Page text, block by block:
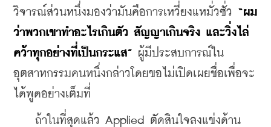
วิจารณ์ส่วนหนึ่งมองว่ามันคือการเหวี่ยงแหมั่วซั่ว “ผม
ว่าพวกเขาทำอะไรเกินตัว สัญญาเกินจริง และวิ่งไล่
คว้าทุกอย่างที่เป็นกระแส” ผู้มีประสบการณ์ใน
อุตสาหกรรมคนหนึ่งกล่าวโดยขอไม่เปิดเผยชื่อเพื่อจะ
ได้พูดอย่างเต็มที่
ถ้าในที่สุดแล้ว Applied ตัดสินใจลงแข่งด้าน